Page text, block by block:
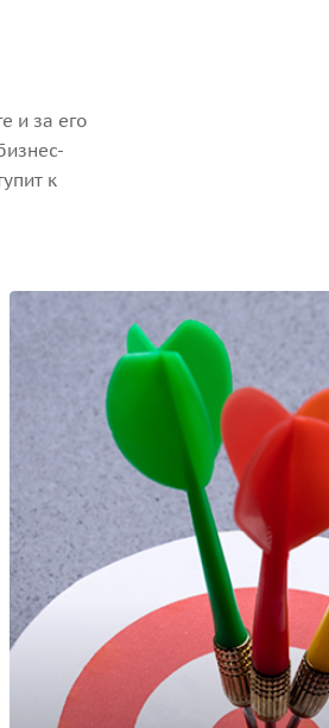
и за его
к